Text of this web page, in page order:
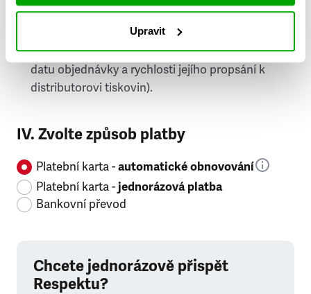
Upravit
doručování týdeníku Respekt v tištěné verzi, na
první vydání ve vaší schránce se můžete těšit
příští, nejpozději přespříští týden (v závislosti na
datu objednávky a rychlosti jejího propsání k
distributorovi tiskovin).
IV. Zvolte způsob platby
Platební karta -automatické obnovování
Platební karta -jednorázová platba
Bankovní převod
Chcete jednorázově přispět
Respektu?